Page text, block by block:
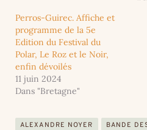
Perros-Guirec. Affiche et
programme de la 5e
Edition du Festival du
Polar, Le Roz et le Noir,
enfin dévoilés
11 juin 2024
Dans "Bretagne"
ALEXANDRE NOYER BANDE